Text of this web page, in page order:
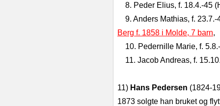
8. Peder Elius, f. 18.4.-45
9. Anders Mathias, f.
Berg f. 1858 i Molde, 7 barn,
10. Pedernille Marie, f.
11. Jacob Andreas, f.
11) Hans Pedersen (1824-
1873 solgte han bruket og